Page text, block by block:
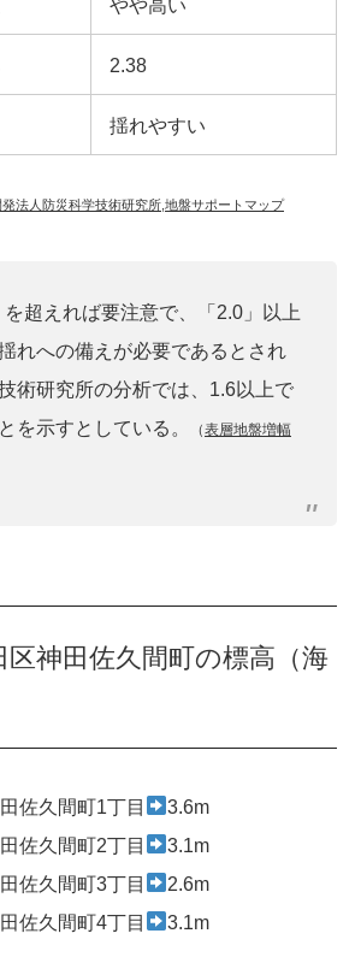
やや高い
2.38
揺れやすい
発法人防災科学技術研究所 地盤サポートマップ
超えれば要注意で、「2.0」以上
れへの備えが必要であるとされ
術研究所の分析では、1.6以上で
を示すとしている。
（表層地盤増幅
区神田佐久間町の標高（海
佐久間町1丁目
3.6m
佐久間町2丁目
3.1m
佐久間町3丁目
2.6m
佐久間町4丁目
3.1m